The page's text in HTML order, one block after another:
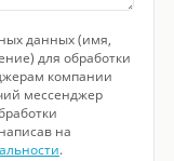
данных (имя,
для обработки
компании
мессенджер
на
.